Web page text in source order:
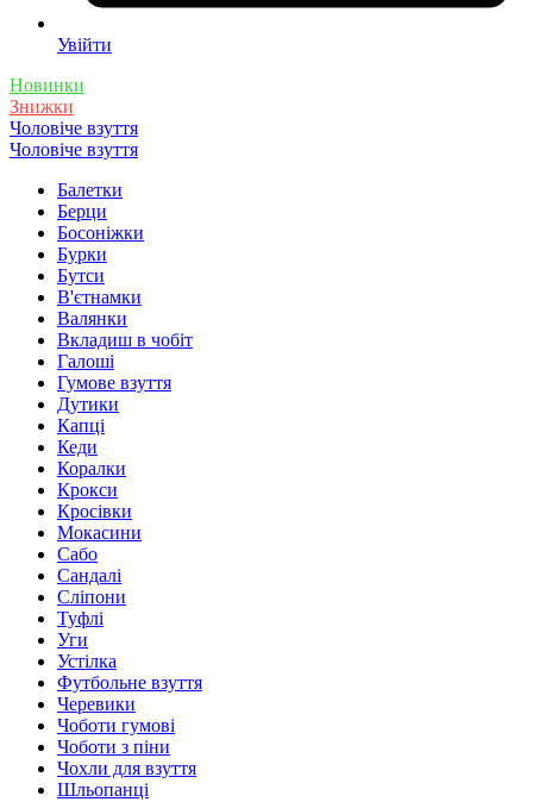
Увійти
Новинки
Знижки
Чоловіче взуття
Чоловіче взуття
Балетки
Берци
Босоніжки
Бурки
Бутси
В'єтнамки
Валянки
Вкладиш в чобіт
Галоші
Гумове взуття
Дутики
Капці
Кеди
Коралки
Крокси
Кросівки
Мокасини
Сабо
Сандалі
Сліпони
Туфлі
Уги
Устілка
Футбольне взуття
Черевики
Чоботи гумові
Чоботи з піни
Чохли для взуття
Шльопанці